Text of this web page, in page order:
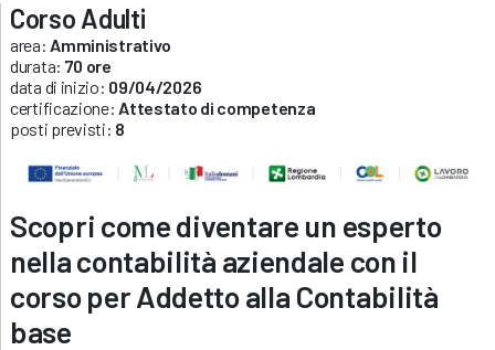
Corso Adulti
area: Amministrativo
durata: 70 ore
data di inizio: 09/04/2026
certificazione: Attestato di competenza
posti previsti: 8
Scopri come diventare un esperto
nella contabilità aziendale con il
corso per Addetto alla Contabilità
base